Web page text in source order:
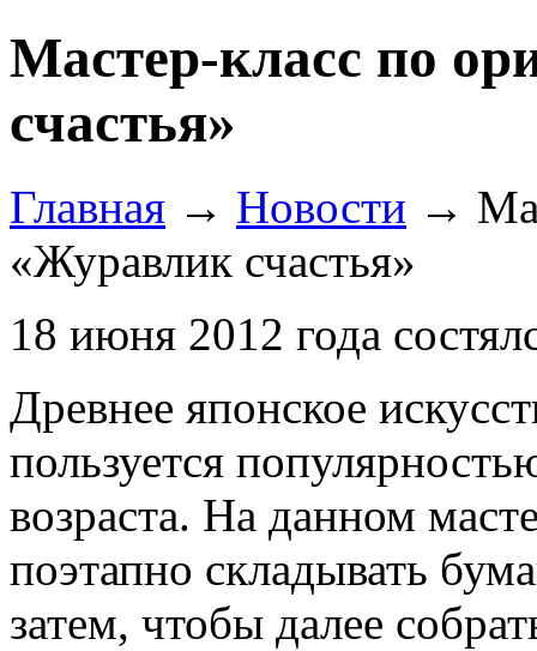
Мастер-класс по
счастья»
Главная → Новости →
«Журавлик счастья»
18 июня 2012 года
Древнее японское
пользуется
возраста. На данном
поэтапно складывать
затем, чтобы далее